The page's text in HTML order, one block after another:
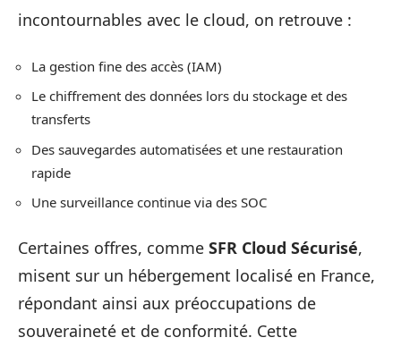
incontournables avec le cloud, on retrouve :
La gestion fine des accès (IAM)
Le chiffrement des données lors du stockage et des
transferts
Des sauvegardes automatisées et une restauration
rapide
Une surveillance continue via des SOC
Certaines offres, comme SFR Cloud Sécurisé,
misent sur un hébergement localisé en France,
répondant ainsi aux préoccupations de
souveraineté et de conformité. Cette